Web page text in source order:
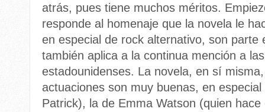
atrás, pues tiene muchos méritos.
responde al homenaje que la novela le
en especial de rock alternativo, son parte
también aplica a la continua mención a
estadounidenses. La novela, en sí
actuaciones son muy buenas, en
Patrick), la de Emma Watson (quien